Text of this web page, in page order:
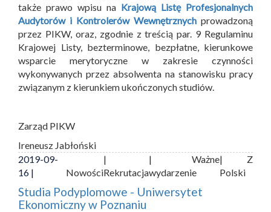
także prawo wpisu na Krajową Listę Profesjonalnych
Audytorów i Kontrolerów Wewnętrznych prowadzoną
przez PIKW, oraz, zgodnie z treścią par. 9 Regulaminu
Krajowej Listy, bezterminowe, bezpłatne, kierunkowe
wsparcie merytoryczne w zakresie czynności
wykonywanych przez absolwenta na stanowisku pracy
związanym z kierunkiem ukończonych studiów.
Zarząd PIKW
Ireneusz Jabłoński
2019-09-
16 |
Nowości
|
Rekrutacja
| Ważne
wydarzenie
| Z
Polski
Studia Podyplomowe - Uniwersytet
Ekonomiczny w Poznaniu